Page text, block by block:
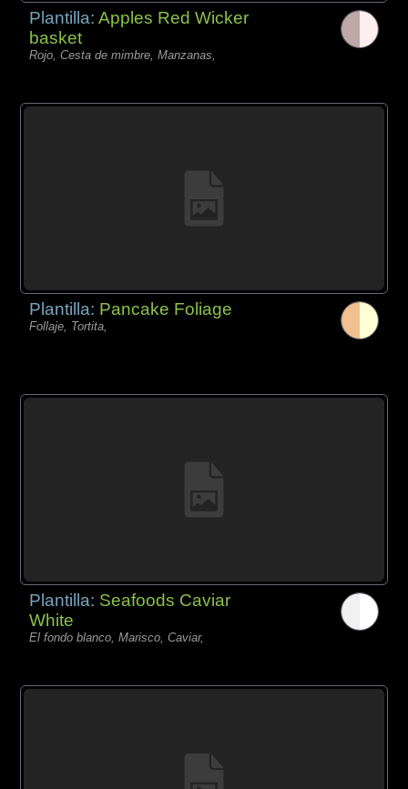
Plantilla:Apples Red Wicker
basket
Rojo, Cesta de mimbre, Manzanas,
Plantilla: Pancake Foliage
Follaje, Tortita,
Plantilla: Seafoods Caviar
White
El fondo blanco, Marisco, Caviar,